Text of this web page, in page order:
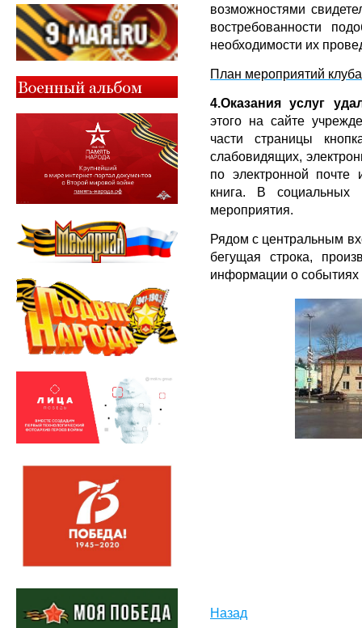
возможностями
востребованности
необходимости их
План мероприятий
4.Оказания услуг
этого на сайте
части страницы
слабовидящих,
по электронной почте
книга. В социальных
мероприятия.
Рядом с центральным
бегущая строка,
информации о
Назад